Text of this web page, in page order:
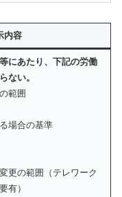
内容
にあたり、下記の労働
ない。
範囲
場合の基準
更の範囲（テレワーク
有）